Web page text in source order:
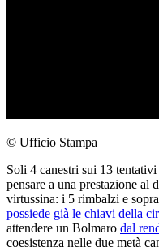
© Ufficio Stampa
Soli 4 canestri sui 13
pensare a una prestazione al
virtussina: i 5 rimbalzi e
possiede già le chiavi della
attendere un Bolmaro dal
coesistenza nelle due metà